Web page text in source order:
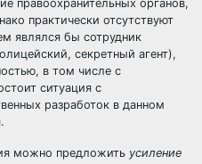
правоохранительных органов,
практически отсутствуют
являлся бы сотрудник
секретный агент),
в том числе с
ситуация с
разработок в данном
можно предложить усиление